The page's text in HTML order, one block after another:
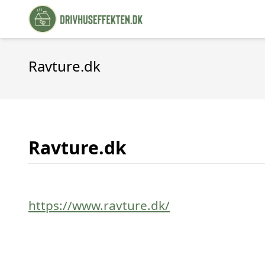
Ravture.dk
Ravture.dk
https://www.ravture.dk/